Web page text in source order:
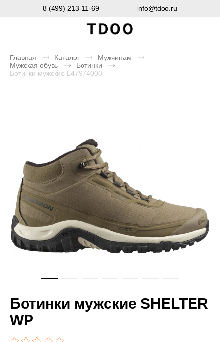
8 (499) 213-11-69 info@tdoo.ru
Главная Каталог
Мужчинам
Мужская обувь
Ботинки
Ботинки мужские L47974000
Ботинки мужские SHELTER
WP